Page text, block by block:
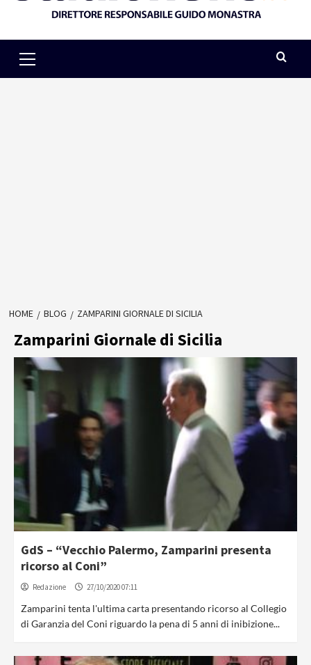
Menu
HOME BLOG ZAMPARINI GIORNALE DI SICILIA
Zamparini Giornale di Sicilia
GdS – “Vecchio Palermo, Zamparini presenta
ricorso al Coni”
Redazione 27/10/2020 07:11
Zamparini tenta l'ultima carta presentando ricorso al Collegio
di Garanzia del Coni riguardo la pena di 5 anni di inibizione...